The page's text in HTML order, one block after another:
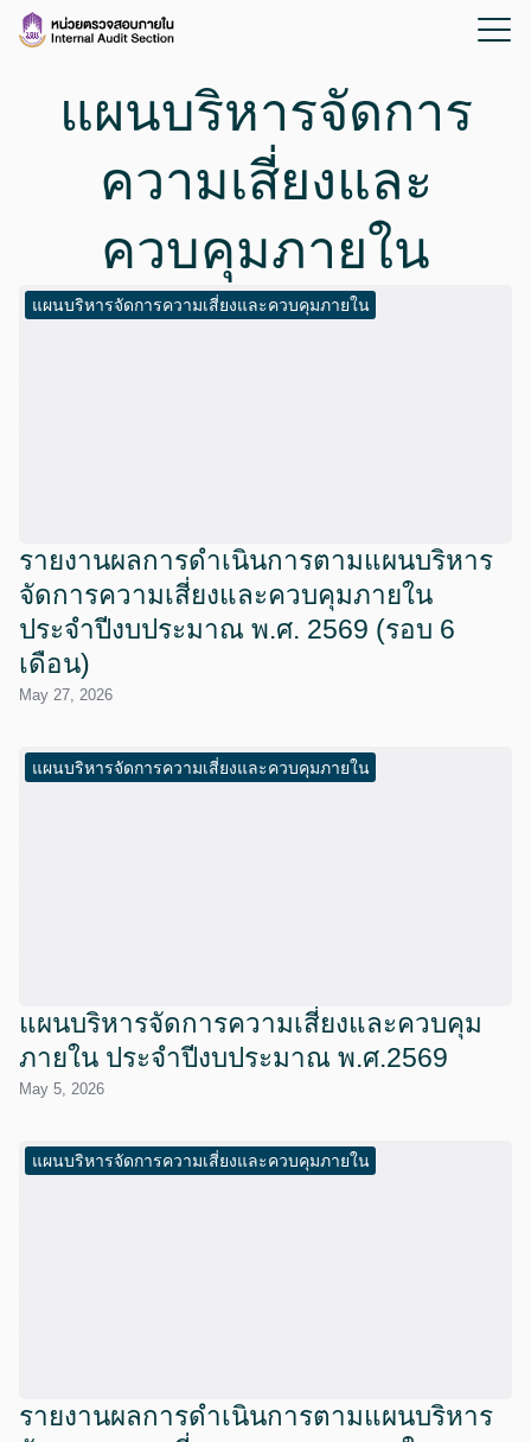
แผนบริหารจัดการ
ความเสี่ยงและ
ควบคุมภายใน
แผนบริหารจัดการความเสี่ยงและควบคุมภายใน
รายงานผลการดำเนินการตามแผนบริหาร
จัดการความเสี่ยงและควบคุมภายใน
ประจำปีงบประมาณ พ.ศ. 2569 (รอบ 6
เดือน)
May 27, 2026
แผนบริหารจัดการความเสี่ยงและควบคุมภายใน
แผนบริหารจัดการความเสี่ยงและควบคุม
ภายใน ประจำปีงบประมาณ พ.ศ.2569
May 5, 2026
แผนบริหารจัดการความเสี่ยงและควบคุมภายใน
รายงานผลการดำเนินการตามแผนบริหาร